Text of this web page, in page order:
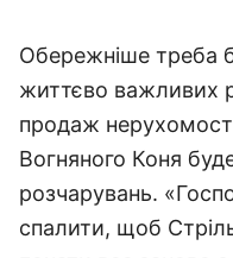
Обережніше треба
життєво важливих
продаж
Вогняного Коня
розчарувань.
спалити, щоб